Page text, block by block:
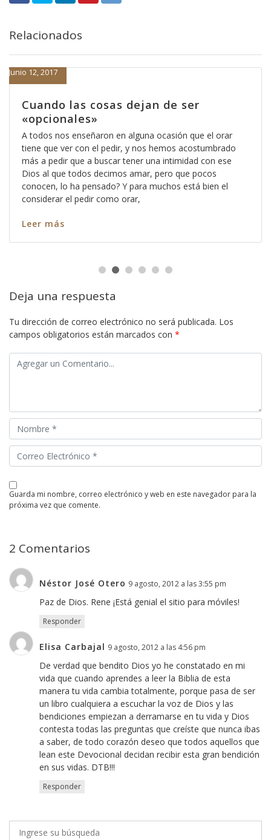
Relacionados
Cuando las cosas dejan de ser
«opcionales»
Junio 12, 2017
A todos nos enseñaron en alguna ocasión que el orar
tiene que ver con el pedir, y nos hemos acostumbrado
más a pedir que a buscar tener una intimidad con ese
Dios al que todos decimos amar, pero que pocos
conocen, lo ha pensado? Y para muchos está bien el
considerar el pedir como orar,
Leer más
Deja una respuesta
Tu dirección de correo electrónico no será publicada. Los
campos obligatorios están marcados con *
guarda mi nombre, correo electrónico y web en este navegador para la
próxima vez que comente.
2 Comentarios
Néstor José Otero 9 agosto, 2012 a las 3:55 pm
Paz de Dios. Rene ¡Está genial el sitio para móviles!
Responder
Elisa Carbajal 9 agosto, 2012 a las 4:56 pm
De verdad que bendito Dios yo he constatado en mi
vida que cuando aprendes a leer la Biblia de esta
manera tu vida cambia totalmente, porque pasa de ser
un libro cualquiera a escuchar la voz de Dios y las
bendiciones empiezan a derramarse en tu vida y Dios
contesta todas las preguntas que creíste que nunca ibas
a saber, de todo corazón deseo que todos aquellos que
lean este Devocional decidan recibir esta gran bendición
en sus vidas. DTB!!!
Responder